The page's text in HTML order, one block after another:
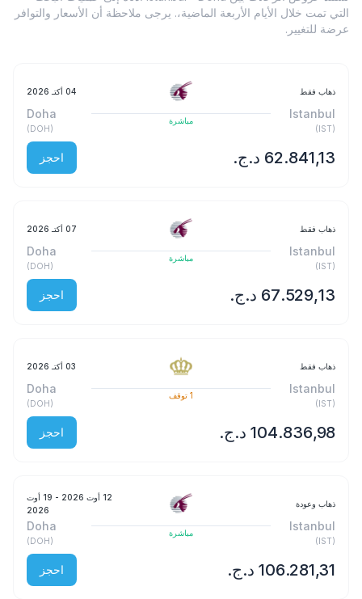
التي تمت خلال الأيام الأربعة الماضية،. يرجى ملاحظة أن الأسعار والتوافر
عرضة للتغيير.
ذهاب فقط 04 أكتـ 2026
Istanbul
(
IST
)
مباشرة
Doha
(
DOH
)
احجز
ذهاب فقط 07 أكتـ 2026
Istanbul
(
IST
)
مباشرة
Doha
(
DOH
)
احجز
ذهاب فقط 03 أكتـ 2026
Istanbul
(
IST
)
1 توقف
Doha
(
DOH
)
احجز
ذهاب وعودة
12 أوت 2026
- 19 أوت
2026
Istanbul
(
IST
)
مباشرة
Doha
(
DOH
)
احجز